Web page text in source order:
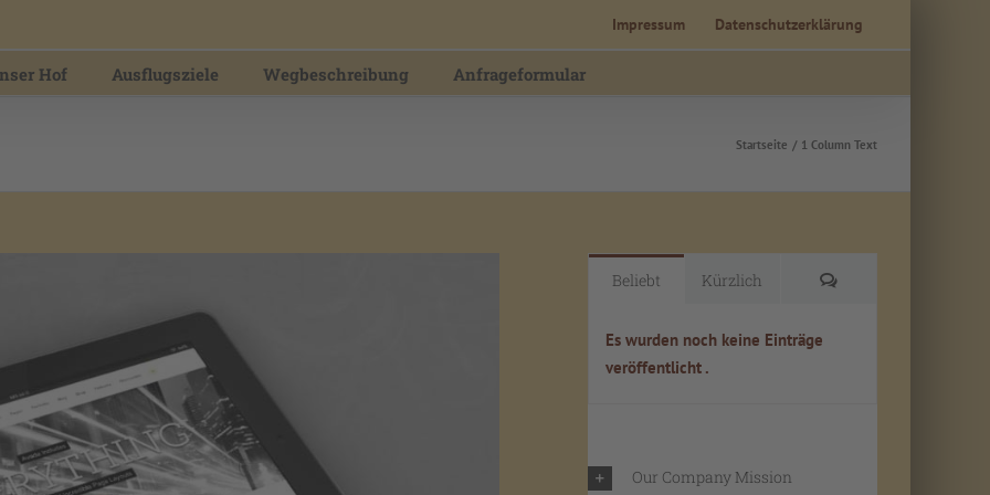
Impressum Datenschutzerklärung
Hof Ausflugsziele Wegbeschreibung Anfrageformular
Startseite 1 Column Text
Beliebt Kürzlich Kommentare
Es wurden noch keine Einträge
veröffentlicht .
Our Company Mission